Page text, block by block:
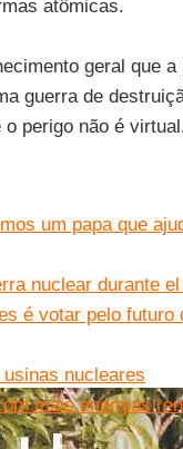
atômicas.
geral que a
guerra de
perigo não é
um papa que
nuclear durante
é votar pelo futuro
nucleares
mais energias